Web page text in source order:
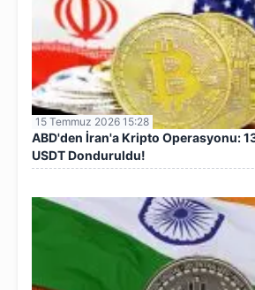
15 Temmuz 2026 15:28
ABD'den İran'a Kripto Operasyonu:
USDT Donduruldu!